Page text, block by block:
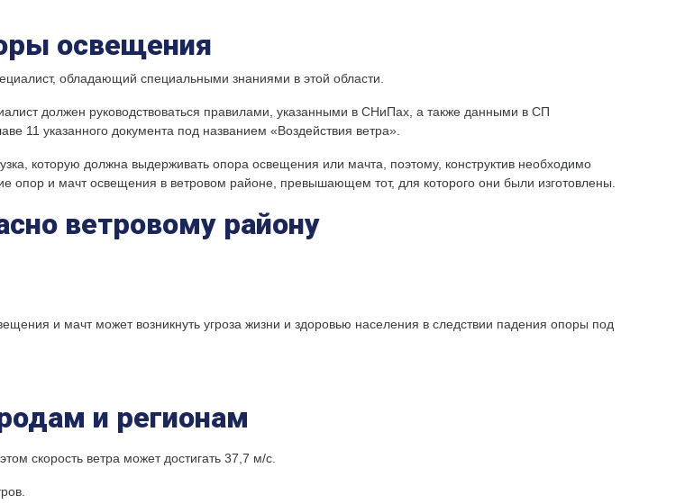
освещения
обладающий специальными знаниями в этой области.
должен руководствоваться правилами, указанными в СНиПах, а также данными в СП
11 указанного документа под названием «Воздействия ветра».
которую должна выдерживать опора освещения или мачта, поэтому, конструктив необходимо
опор и мачт освещения в ветровом районе, превышающем тот, для которого они были изготовлены.
ветровому району
и мачт может возникнуть угроза жизни и здоровью населения в следствии падения опоры под
и регионам
скорость ветра может достигать 37,7 м/с.